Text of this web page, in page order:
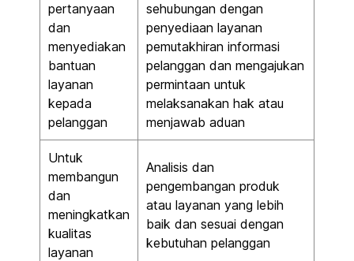
pertanyaan
dan
menyediakan
bantuan
layanan
kepada
pelanggan
sehubungan dengan
penyediaan layanan
pemutakhiran informasi
pelanggan dan mengajukan
permintaan untuk
melaksanakan hak atau
menjawab aduan
Untuk
membangun
dan
meningkatkan
kualitas
layanan
Analisis dan
pengembangan produk
atau layanan yang lebih
baik dan sesuai dengan
kebutuhan pelanggan